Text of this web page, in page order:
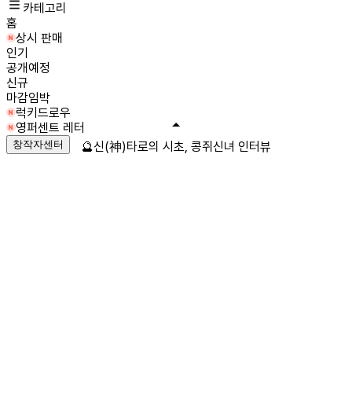
카테고리
홈
상시 판매
인기
공개예정
신규
마감임박
럭키드로우
영퍼센트 레터
창작자센터 🔮신(神)타로의 시초, 콩쥐신녀 인터뷰